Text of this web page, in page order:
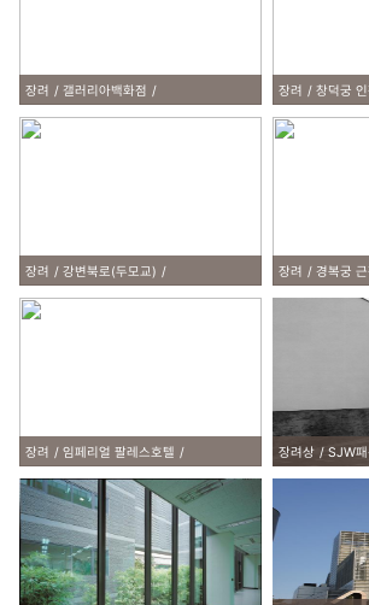
장려 갤러리아백화점 장려 창덕궁
장려 강변북로(두모교) 장려 경복궁
장려 임페리얼 팔레스호텔 장려상 SJW